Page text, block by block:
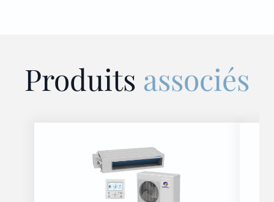
Produits associés